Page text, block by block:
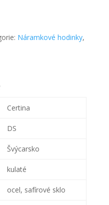
Náramkové hodinky,
Certina
DS
Švýcarsko
kulaté
ocel, safírové sklo